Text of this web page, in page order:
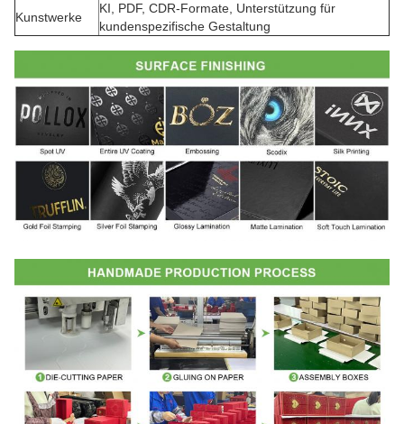
Kunstwerke
KI, PDF, CDR-Formate, Unterstützung für
kundenspezifische Gestaltung